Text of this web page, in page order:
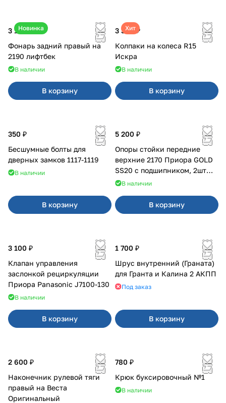
Новинка
3 100 ₽
Фонарь задний правый на
2190 лифтбек
В наличии
В корзину
Хит
3 380 ₽
Колпаки на колеса R15
Искра
В наличии
В корзину
350 ₽
Бесшумные болты для
дверных замков 1117-1119
В наличии
В корзину
5 200 ₽
Опоры стойки передние
верхние 2170 Приора GOLD
SS20 с подшипником, 2шт
10116
В наличии
В корзину
3 100 ₽
Клапан управления
заслонкой рециркуляции
Приора Panasonic J7100-130
В наличии
В корзину
1 700 ₽
Шрус внутренний (Граната)
для Гранта и Калина 2 АКПП
Под заказ
В корзину
2 600 ₽
Наконечник рулевой тяги
правый на Веста
Оригинальный
780 ₽
Крюк буксировочный №1
В наличии